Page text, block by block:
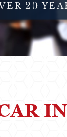
20